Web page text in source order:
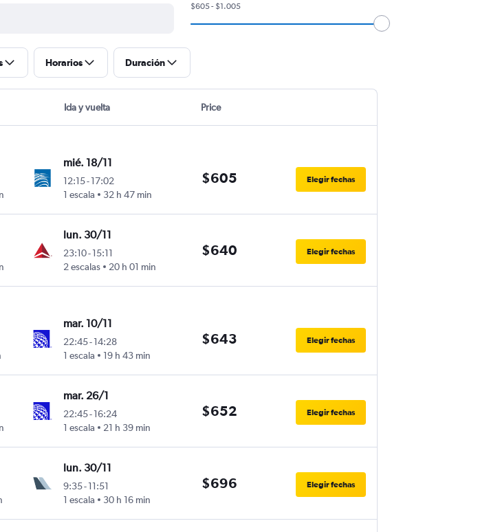
$605 - $1.005
Horarios Duración
Ida y vuelta Price
mié. 18/11
12:15-17:02
1 escala
32 h 47 min
$605 Elegir fechas
lun. 30/11
23:10-15:11
2 escalas
20 h 01 min
$640 Elegir fechas
mar. 10/11
22:45-14:28
1 escala
19 h 43 min
$643 Elegir fechas
mar. 26/1
22:45-16:24
1 escala
21 h 39 min
$652 Elegir fechas
lun. 30/11
9:35-11:51
1 escala
30 h 16 min
$696 Elegir fechas